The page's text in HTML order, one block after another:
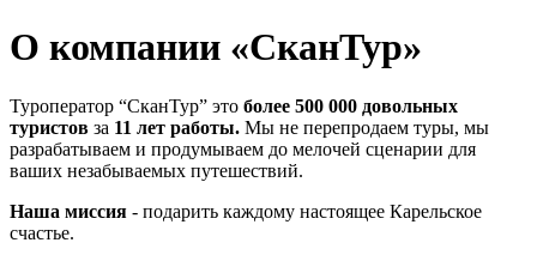
О компании «СканТур»
Туроператор “СканТур” это более 500 000 довольных
туристов за 11 лет работы. Мы не перепродаем туры, мы
разрабатываем и продумываем до мелочей сценарии для
ваших незабываемых путешествий.
Наша миссия - подарить каждому настоящее Карельское
счастье.